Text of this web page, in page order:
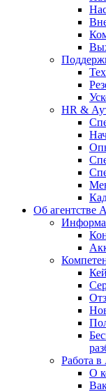
HR &
Об агентстве
Работа
О